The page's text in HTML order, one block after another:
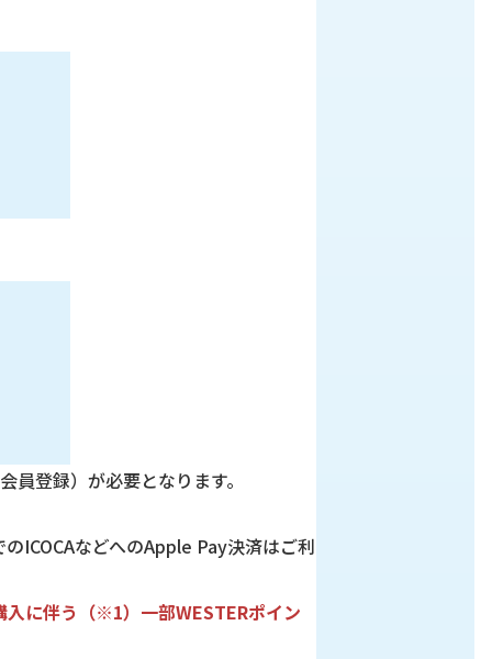
登録）が必要となります。
ICOCAなどへのApple Pay決済はご利
に伴う（※1）一部WESTERポイン